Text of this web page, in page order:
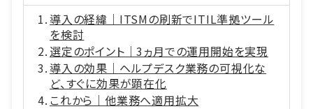
導入の経緯｜ITSMの刷新でITIL準拠ツール
を検討
選定のポイント｜3ヵ月での運用開始を実現
導入の効果｜ヘルプデスク業務の可視化な
ど、すぐに効果が顕在化
これから｜他業務へ適用拡大